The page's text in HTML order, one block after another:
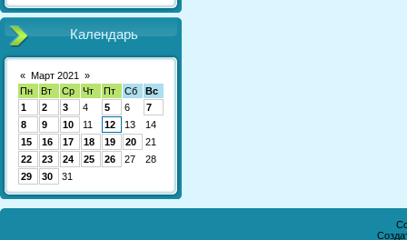
Календарь
« Март 2021
»
Пн
Вт Ср Чт Пт Сб
Вс
1
2 3 4 5 6
7
8
9 10 11 12 13
14
15
16 17 18 19 20
21
22
23 24 25 26 27
28
29
30 31